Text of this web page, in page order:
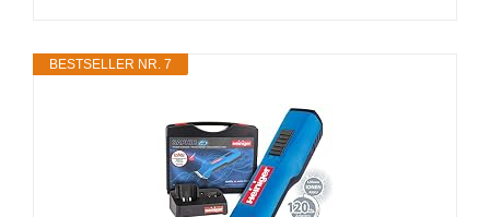
BESTSELLER NR. 7